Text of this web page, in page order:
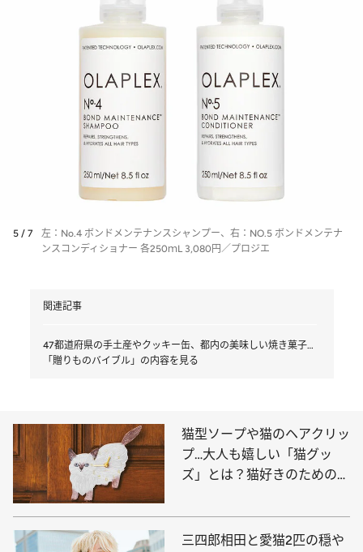
5 / 7
左：No.4 ボンドメンテナンスシャンプー、右：NO.5 ボンドメンテナ
ンスコンディショナー 各250ｍL 3,080円／プロジエ
関連記事
47都道府県の手土産やクッキー缶、都内の美味しい焼き菓子…
「贈りものバイブル」の内容を見る
猫型ソープや猫のヘアクリッ
プ…大人も嬉しい「猫グッ
ズ」とは？猫好きのためのギ
三四郎相田と愛猫2匹の穏や